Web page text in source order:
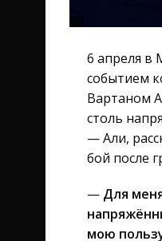
6 апреля в
событием
Вартаном
столь
— Али,
бой после
— Для
мою